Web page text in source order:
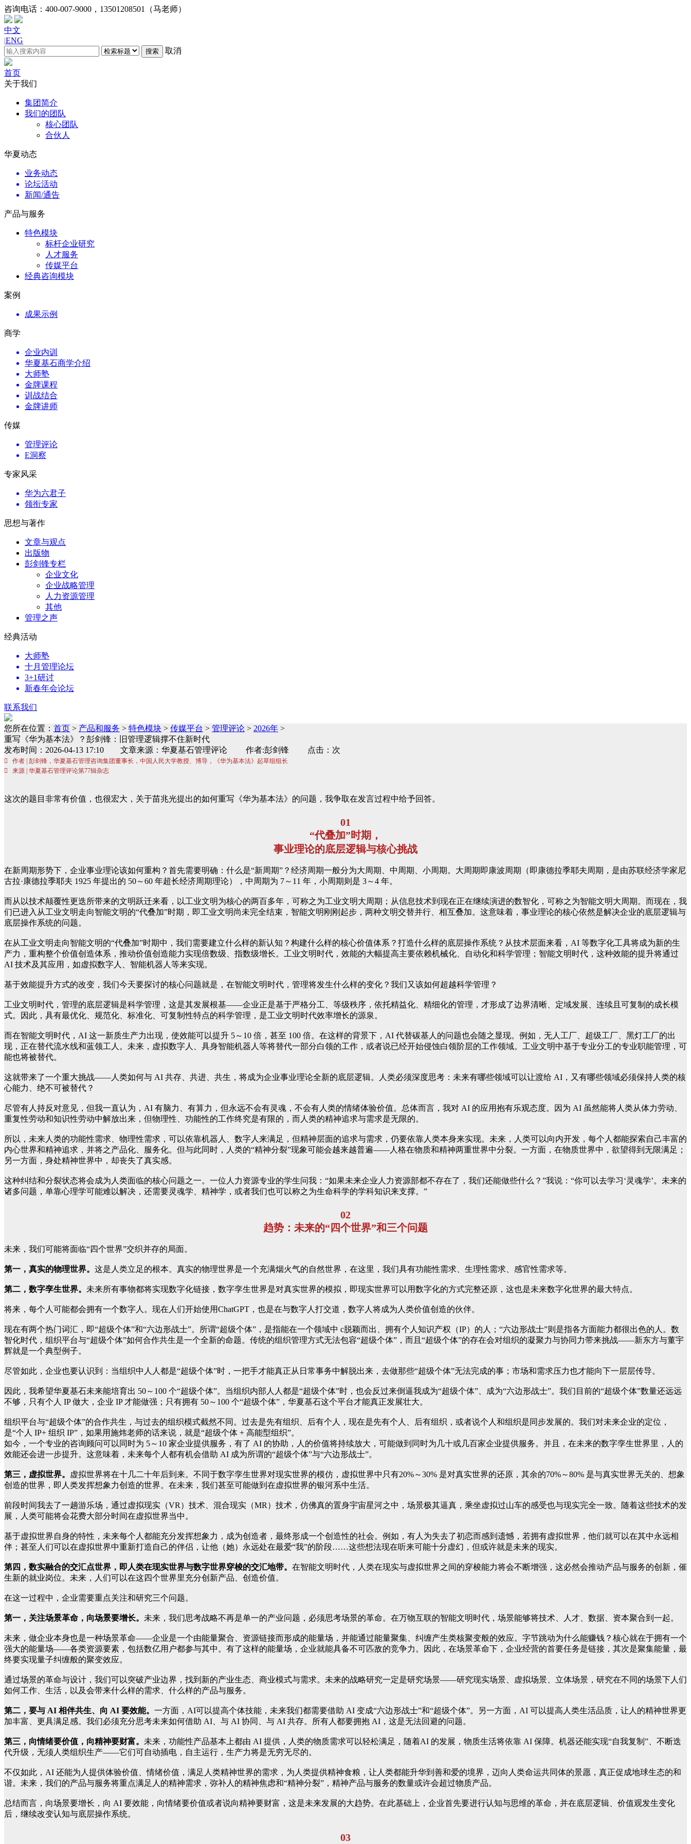
咨询电话： 400-007-9000，13501208501（马老师）
中文
|ENG
搜索 取消
首页
关于我们
集团简介
我们的团队
核心团队
合伙人
华夏动态
业务动态
论坛活动
新闻/通告
产品与服务
特色模块
标杆企业研究
人才服务
传媒平台
经典咨询模块
案例
成果示例
商学
企业内训
华夏基石商学介绍
大师塾
金牌课程
训战结合
金牌讲师
传媒
管理评论
E洞察
专家风采
华为六君子
领衔专家
思想与著作
文章与观点
出版物
彭剑锋专栏
企业文化
企业战略管理
人力资源管理
其他
管理之声
经典活动
大师塾
十月管理论坛
3+1研讨
新春年会论坛
联系我们
您所在位置： 首页 > 产品和服务 > 特色模块 > 传媒平台 > 管理评论 > 2026年 >
重写《华为基本法》？彭剑锋：旧管理逻辑撑不住新时代
发布时间：2026-04-13 17:10 文章来源：华夏基石管理评论 作者:彭剑锋 点击：次
 作者 | 彭剑锋，华夏基石管理咨询集团董事长，中国人民大学教授、博导，《华为基本法》起草组组长
 来源 | 华夏基石管理评论第77辑杂志
这次的题目非常有价值，也很宏大，关于苗兆光提出的如何重写《华为基本法》的问题，我争取在发言过程中给予回答。
01
“代叠加”时期，
事业理论的底层逻辑与核心挑战
在新周期形势下，企业事业理论该如何重构？首先需要明确：什么是“新周期”？经济周期一般分为大周期、中周期、小周期。大周期即康波周期（即康德拉季耶夫周期，是由苏联经济学家尼
古拉·康德拉季耶夫 1925 年提出的 50～60 年超长经济周期理论），中周期为 7～11 年，小周期则是 3～4 年。
而从以技术颠覆性更迭所带来的文明跃迁来看，以工业文明为核心的两百多年，可称之为工业文明大周期；从信息技术到现在正在继续演进的数智化，可称之为智能文明大周期。而现在，我
们已进入从工业文明走向智能文明的“代叠加”时期，即工业文明尚未完全结束，智能文明刚刚起步，两种文明交替并行、相互叠加。这意味着，事业理论的核心依然是解决企业的底层逻辑与
底层操作系统的问题。
在从工业文明走向智能文明的“代叠加”时期中，我们需要建立什么样的新认知？构建什么样的核心价值体系？打造什么样的底层操作系统？从技术层面来看，AI 等数字化工具将成为新的生
产力，重构整个价值创造体系，推动价值创造能力实现倍数级、指数级增长。工业文明时代，效能的大幅提高主要依赖机械化、自动化和科学管理；智能文明时代，这种效能的提升将通过
AI 技术及其应用，如虚拟数字人、智能机器人等来实现。
基于效能提升方式的改变，我们今天要探讨的核心问题就是，在智能文明时代，管理将发生什么样的变化？我们又该如何超越科学管理？
工业文明时代，管理的底层逻辑是科学管理，这是其发展根基——企业正是基于严格分工、等级秩序，依托精益化、精细化的管理，才形成了边界清晰、定域发展、连续且可复制的成长模
式。因此，具有最优化、规范化、标准化、可复制性特点的科学管理，是工业文明时代效率增长的源泉。
而在智能文明时代，AI 这一新质生产力出现，使效能可以提升 5～10 倍，甚至 100 倍。在这样的背景下，AI 代替碳基人的问题也会随之显现。例如，无人工厂、超级工厂、黑灯工厂的出
现，正在替代流水线和蓝领工人。未来，虚拟数字人、具身智能机器人等将替代一部分白领的工作，或者说已经开始侵蚀白领阶层的工作领域。工业文明中基于专业分工的专业职能管理，可
能也将被替代。
这就带来了一个重大挑战——人类如何与 AI 共存、共进、共生，将成为企业事业理论全新的底层逻辑。人类必须深度思考：未来有哪些领域可以让渡给 AI，又有哪些领域必须保持人类的核
心能力、绝不可被替代？
尽管有人持反对意见，但我一直认为，AI 有脑力、有算力，但永远不会有灵魂，不会有人类的情绪体验价值。总体而言，我对 AI 的应用抱有乐观态度。因为 AI 虽然能将人类从体力劳动、
重复性劳动和知识性劳动中解放出来，但物理性、功能性的工作终究是有限的，而人类的精神追求与需求是无限的。
所以，未来人类的功能性需求、物理性需求，可以依靠机器人、数字人来满足，但精神层面的追求与需求，仍要依靠人类本身来实现。未来，人类可以向内开发，每个人都能探索自己丰富的
内心世界和精神追求，并将之产品化、服务化。但与此同时，人类的“精神分裂”现象可能会越来越普遍——人格在物质和精神两重世界中分裂。一方面，在物质世界中，欲望得到无限满足；
另一方面，身处精神世界中，却丧失了真实感。
这种纠结和分裂状态将会成为人类面临的核心问题之一。一位人力资源专业的学生问我：“如果未来企业人力资源部都不存在了，我们还能做些什么？”我说：“你可以去学习‘灵魂学’。未来的
诸多问题，单靠心理学可能难以解决，还需要灵魂学、精神学，或者我们也可以称之为生命科学的学科知识来支撑。”
02
趋势：未来的“四个世界”和三个问题
未来，我们可能将面临“四个世界”交织并存的局面。
第一，真实的物理世界。 这是人类立足的根本。真实的物理世界是一个充满烟火气的自然世界，在这里，我们具有功能性需求、生理性需求、感官性需求等。
第二，数字孪生世界。 未来所有事物都将实现数字化链接，数字孪生世界是对真实世界的模拟，即现实世界可以用数字化的方式完整还原，这也是未来数字化世界的最大特点。
将来，每个人可能都会拥有一个数字人。现在人们开始使用ChatGPT，也是在与数字人打交道，数字人将成为人类价值创造的伙伴。
现在有两个热门词汇，即“超级个体”和“六边形战士”。所谓“超级个体”，是指能在一个领域中 c脱颖而出、拥有个人知识产权（IP）的人；“六边形战士”则是指各方面能力都很出色的人。数
智化时代，组织平台与“超级个体”如何合作共生是一个全新的命题。传统的组织管理方式无法包容“超级个体”，而且“超级个体”的存在会对组织的凝聚力与协同力带来挑战——新东方与董宇
辉就是一个典型例子。
尽管如此，企业也要认识到：当组织中人人都是“超级个体”时，一把手才能真正从日常事务中解脱出来，去做那些“超级个体”无法完成的事；市场和需求压力也才能向下一层层传导。
因此，我希望华夏基石未来能培育出 50～100 个“超级个体”。当组织内部人人都是“超级个体”时，也会反过来倒逼我成为“超级个体”、成为“六边形战士”。我们目前的“超级个体”数量还远远
不够，只有个人 IP 做大，企业 IP 才能做强；只有拥有 50～100 个“超级个体”，华夏基石这个平台才能真正发展壮大。
组织平台与“超级个体”的合作共生，与过去的组织模式截然不同。过去是先有组织、后有个人，现在是先有个人、后有组织，或者说个人和组织是同步发展的。我们对未来企业的定位，
是“个人 IP+ 组织 IP”，如果用施炜老师的话来说，就是“超级个体 + 高能型组织”。
如今，一个专业的咨询顾问可以同时为 5～10 家企业提供服务，有了 AI 的协助，人的价值将持续放大，可能做到同时为几十或几百家企业提供服务。并且，在未来的数字孪生世界里，人的
效能还会进一步提升。这意味着，未来每个人都有机会借助 AI 成为所谓的“超级个体”与“六边形战士”。
第三，虚拟世界。
虚拟世界将在十几二十年后到来。不同于数字孪生世界对现实世界的模仿，虚拟世界中只有20%～30% 是对真实世界的还原，其余的70%～80% 是与真实世界无关的、想象
创造的世界，即人类发挥想象力创造的世界。在未来，我们甚至可能做到在虚拟世界的银河系中生活。
前段时间我去了一趟游乐场，通过虚拟现实（VR）技术、混合现实（MR）技术，仿佛真的置身宇宙星河之中，场景极其逼真，乘坐虚拟过山车的感受也与现实完全一致。随着这些技术的发
展，人类可能将会花费大部分时间在虚拟世界当中。
基于虚拟世界自身的特性，未来每个人都能充分发挥想象力，成为创造者，最终形成一个创造性的社会。例如，有人为失去了初恋而感到遗憾，若拥有虚拟世界，他们就可以在其中永远相
伴；甚至人们可以在虚拟世界中重新打造自己的伴侣，让他（她）永远处在最爱“我”的阶段……这些想法现在听来可能十分虚幻，但或许就是未来的现实。
第四，数实融合的交汇点世界，即人类在现实世界与数字世界穿梭的交汇地带。 在智能文明时代，人类在现实与虚拟世界之间的穿梭能力将会不断增强，这必然会推动产品与服务的创新，催
生新的就业岗位。未来，人们可以在这四个世界里充分创新产品、创造价值。
在这一过程中，企业需要重点关注和研究三个问题。
第一，关注场景革命，向场景要增长。 未来，我们思考战略不再是单一的产业问题，必须思考场景的革命。在万物互联的智能文明时代，场景能够将技术、人才、数据、资本聚合到一起。
未来，做企业本身也是一种场景革命——企业是一个由能量聚合、资源链接而形成的能量场，并能通过能量聚集、纠缠产生类核聚变般的效应。字节跳动为什么能赚钱？核心就在于拥有一个
强大的能量场——各类资源要素，包括数亿用户都参与其中。有了这样的能量场，企业就能具备不可匹敌的竞争力。因此，在场景革命下，企业经营的首要任务是链接，其次是聚集能量，最
终要实现量子纠缠般的聚变效应。
通过场景的革命与设计，我们可以突破产业边界，找到新的产业生态、商业模式与需求。未来的战略研究一定是研究场景——研究现实场景、虚拟场景、立体场景，研究在不同的场景下人们
如何工作、生活，以及会带来什么样的需求、什么样的产品与服务。
第二，要与 AI 相伴共生、向 AI 要效能。 一方面，AI可以提高个体技能，未来我们都需要借助 AI 变成“六边形战士”和“超级个体”。另一方面，AI 可以提高人类生活品质，让人的精神世界更
加丰富、更具满足感。我们必须充分思考未来如何借助 AI、与 AI 协同、与 AI 共存。所有人都要拥抱 AI，这是无法回避的问题。
第三，向情绪要价值，向精神要财富。 未来，功能性产品基本上都由 AI 提供，人类的物质需求可以轻松满足，随着AI 的发展，物质生活将依靠 AI 保障。机器还能实现“自我复制”、不断迭
代升级，无须人类组织生产——它们可自动插电，自主运行，生产力将是无穷无尽的。
不仅如此，AI 还能为人提供体验价值、情绪价值，满足人类精神世界的需求，为人类提供精神食粮，让人类都能升华到善和爱的境界，迈向人类命运共同体的景愿，真正促成地球生态的和
谐。未来，我们的产品与服务将重点满足人的精神需求，弥补人的精神焦虑和“精神分裂”，精神产品与服务的数量或许会超过物质产品。
总结而言，向场景要增长，向 AI 要效能，向情绪要价值或者说向精神要财富，这是未来发展的大趋势。在此基础上，企业首先要进行认知与思维的革命，并在底层逻辑、价值观发生变化
后，继续改变认知与底层操作系统。
03